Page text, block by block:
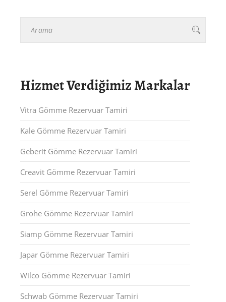
Hizmet Verdiğimiz Markalar
Vitra Gömme Rezervuar Tamiri
Kale Gömme Rezervuar Tamiri
Geberit Gömme Rezervuar Tamiri
Creavit Gömme Rezervuar Tamiri
Serel Gömme Rezervuar Tamiri
Grohe Gömme Rezervuar Tamiri
Siamp Gömme Rezervuar Tamiri
Japar Gömme Rezervuar Tamiri
Wilco Gömme Rezervuar Tamiri
Schwab Gömme Rezervuar Tamiri